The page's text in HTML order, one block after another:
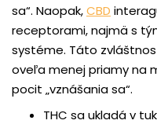
sa“. Naopak,CBD
receptorami, najmä s
systéme. Táto
oveľa menej priamy na
pocit „vznášania sa“.
THC sa ukladá v